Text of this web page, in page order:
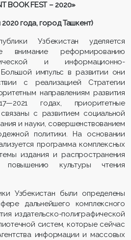
BOOK FEST – 2020»
года, город Ташкент)
Узбекистан уделяется
внимание реформированию
и информационно-
импульс в развитии они
с реализацией Стратегии
направлениям развития
годах, приоритетные
с развитием социальной
и науки, совершенствованием
политики. На основании
программа комплексных
издания и распространения
повышению культуры чтения
Узбекистан были определены
дальнейшего комплексного
издательско-полиграфической
систем, которые сейчас
информации и массовых